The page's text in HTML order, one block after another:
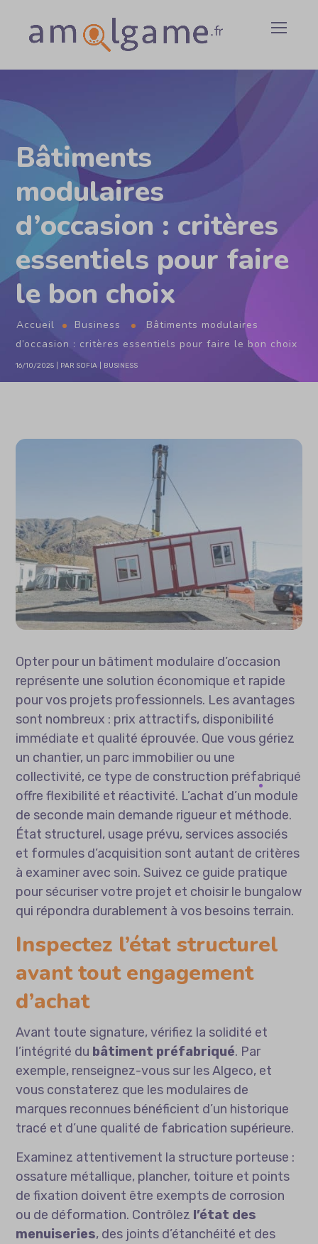
Bâtiments
modulaires
d’occasion : critères
essentiels pour faire
le bon choix
Accueil Business
Bâtiments modulaires
d’occasion : critères essentiels pour faire le bon choix
16/10/2025 PAR SOFIA BUSINESS
Opter pour un bâtiment modulaire d’occasion
représente une solution économique et rapide
pour vos projets professionnels. Les avantages
sont nombreux : prix attractifs, disponibilité
immédiate et qualité éprouvée. Que vous gériez
un chantier, un parc immobilier ou une
collectivité, ce type de construction préfabriqué
offre flexibilité et réactivité. L’achat d’un module
de seconde main demande rigueur et méthode.
État structurel, usage prévu, services associés
et formules d’acquisition sont autant de critères
à examiner avec soin. Suivez ce guide pratique
pour sécuriser votre projet et choisir le bungalow
qui répondra durablement à vos besoins terrain.
Inspectez l’état structurel
avant tout engagement
d’achat
Avant toute signature, vérifiez la solidité et
l’intégrité du bâtiment préfabriqué. Par
exemple, renseignez-vous sur les Algeco, et
vous constaterez que les modulaires de
marques reconnues bénéficient d’un historique
tracé et d’une qualité de fabrication supérieure.
Examinez attentivement la structure porteuse :
ossature métallique, plancher, toiture et points
de fixation doivent être exempts de corrosion
ou de déformation. Contrôlez l’état des
menuiseries, des joints d’étanchéité et des